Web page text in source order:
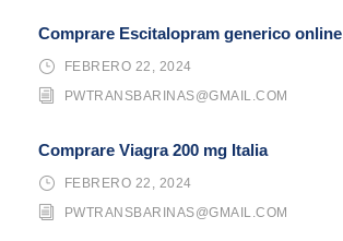
Comprare Escitalopram generico online
FEBRERO 22, 2024
PWTRANSBARINAS@GMAIL.COM
Comprare Viagra 200 mg Italia
FEBRERO 22, 2024
PWTRANSBARINAS@GMAIL.COM